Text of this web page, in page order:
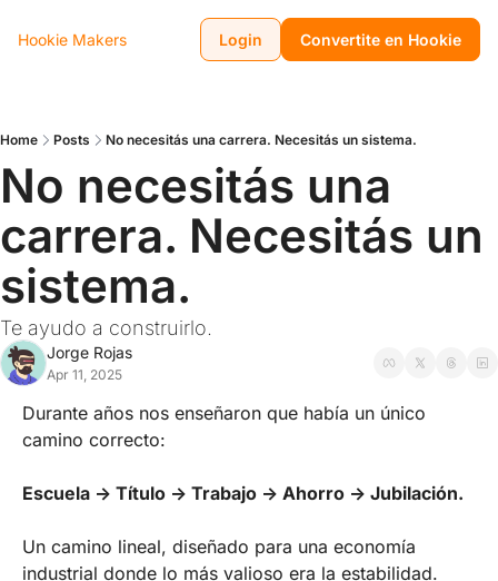
Hookie Makers Login Convertite en Hookie
Home Posts No necesitás una carrera. Necesitás un sistema.
No necesitás una
carrera. Necesitás un
sistema.
Te ayudo a construirlo.
Jorge Rojas
Apr 11, 2025
Durante años nos enseñaron que había un único
camino correcto:
Escuela → Título → Trabajo → Ahorro → Jubilación.
Un camino lineal, diseñado para una economía
industrial donde lo más valioso era la estabilidad.